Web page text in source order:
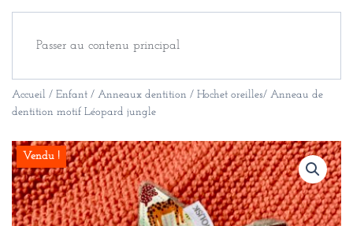
Passer au contenu principal
Accueil / Enfant / Anneaux dentition / Hochet oreilles/ Anneau de
dentition motif Léopard jungle
Vendu !